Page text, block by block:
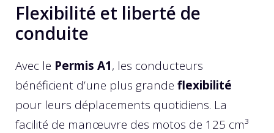
Flexibilité et liberté de
conduite
Avec le Permis A1, les conducteurs
bénéficient d’une plus grande flexibilité
pour leurs déplacements quotidiens. La
facilité de manœuvre des motos de 125 cm³